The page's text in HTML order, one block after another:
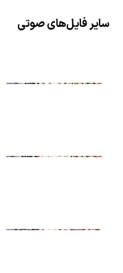
سایر فایل‌های صوتی